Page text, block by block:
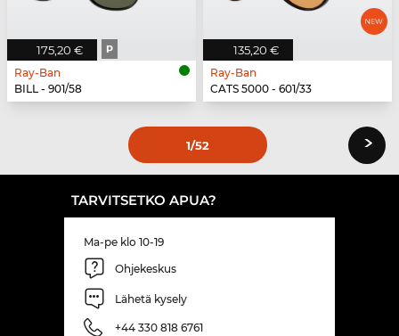
175,20 € P
Ray-Ban
BILL - 901/58
135,20 €
Ray-Ban
CATS 5000 - 601/33
1/52 ›
TARVITSETKO APUA?
Ma-pe klo 10-19
Ohjekeskus
Lähetä kysely
+44 330 818 6761